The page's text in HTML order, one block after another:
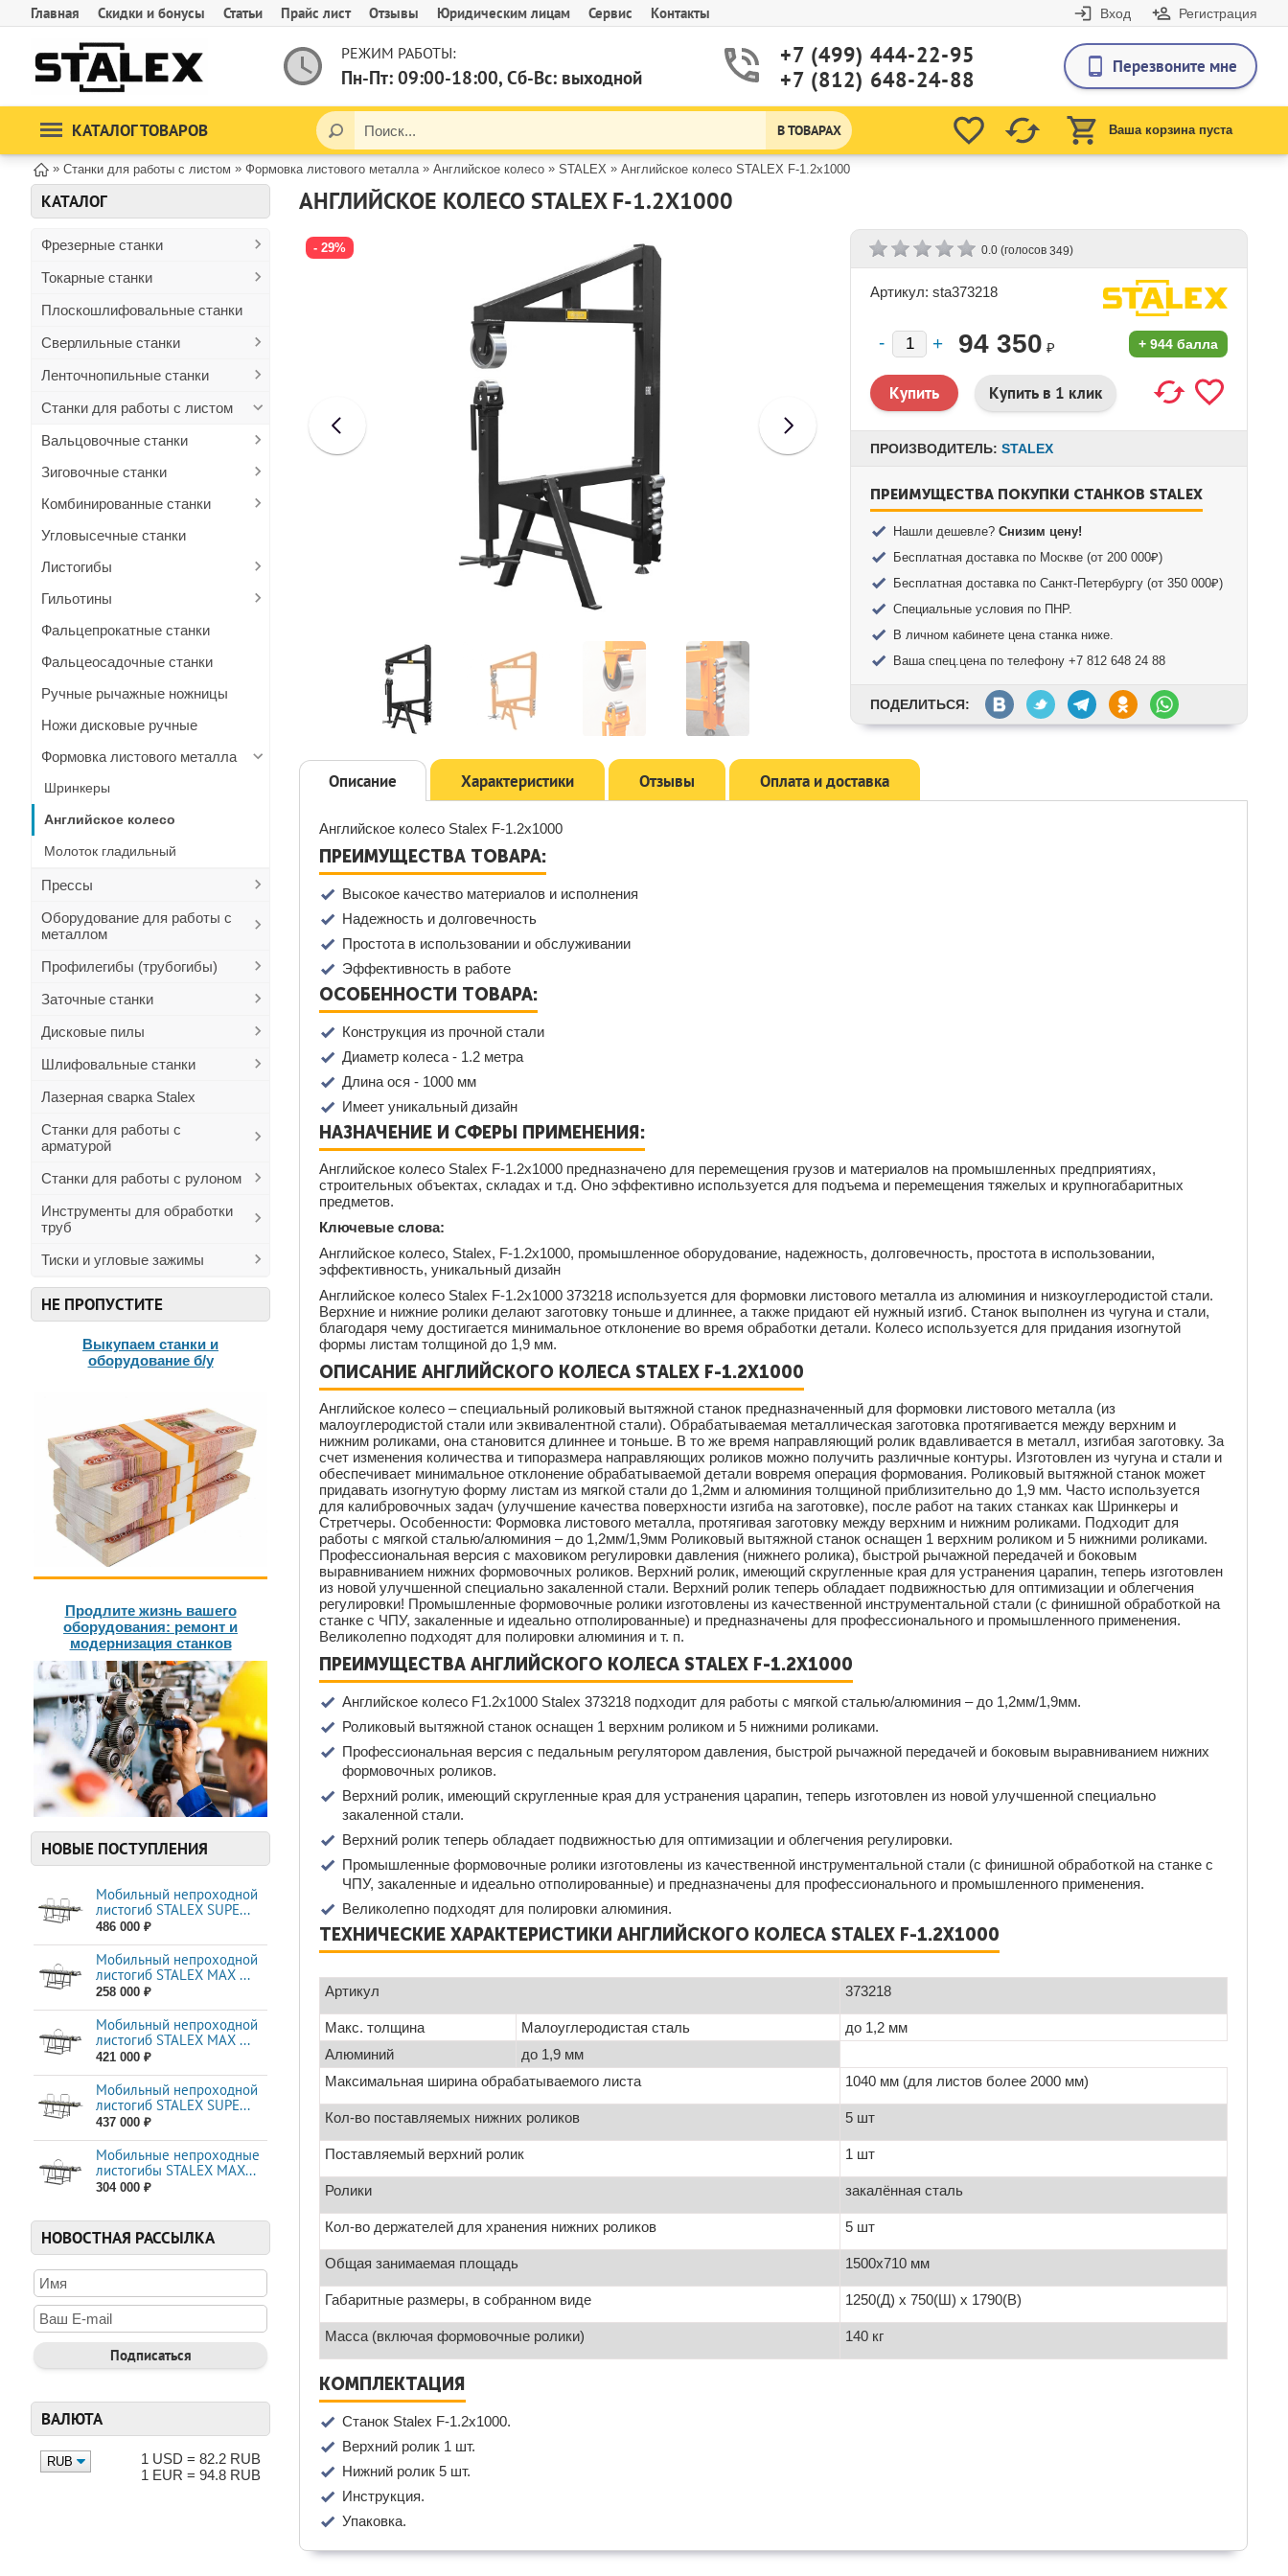
Главная Скидки и бонусы Статьи Прайс лист Отзывы Юридическим лицам Сервис Контакты Вход Регистрация
РЕЖИМ РАБОТЫ:
Пн-Пт: 09:00-18:00, Сб-Вс: выходной
+7 (499) 444-22-95
+7 (812) 648-24-88
Перезвоните мне
КАТАЛОГ ТОВАРОВ Ваша корзина пуста
В ТОВАРАХ
» Станки для работы с листом » Формовка листового металла » Английское колесо » STALEX » Английское колесо STALEX F-1.2х1000
КАТАЛОГ
Фрезерные станки
Токарные станки
Плоскошлифовальные станки
Сверлильные станки
Ленточнопильные станки
Станки для работы с листом
Вальцовочные станки
Зиговочные станки
Комбинированные станки
Угловысечные станки
Листогибы
Гильотины
Фальцепрокатные станки
Фальцеосадочные станки
Ручные рычажные ножницы
Ножи дисковые ручные
Формовка листового металла
Шринкеры
Английское колесо
Молоток гладильный
Прессы
Оборудование для работы с
металлом
Профилегибы (трубогибы)
Заточные станки
Дисковые пилы
Шлифовальные станки
Лазерная сварка Stalex
Станки для работы с
арматурой
Станки для работы с рулоном
Инструменты для обработки
труб
Тиски и угловые зажимы
НЕ ПРОПУСТИТЕ
Выкупаем станки и
оборудование б/у
Продлите жизнь вашего
оборудования: ремонт и
модернизация станков
НОВЫЕ ПОСТУПЛЕНИЯ
Мобильный непроходной
листогиб STALEX SUPE...
486 000 ₽
Мобильный непроходной
листогиб STALEX MAX ...
258 000 ₽
Мобильный непроходной
листогиб STALEX MAX ...
421 000 ₽
Мобильный непроходной
листогиб STALEX SUPE...
437 000 ₽
Мобильные непроходные
листогибы STALEX МАХ...
304 000 ₽
НОВОСТНАЯ РАССЫЛКА
ВАЛЮТА
1 USD = 82.2 RUB
1 EUR = 94.8 RUB
АНГЛИЙСКОЕ КОЛЕСО STALEX F-1.2Х1000
- 29% 0.0 (голосов 349)
Артикул: sta373218
94 350 ₽ + 944 балла
Купить в 1 клик
ПРОИЗВОДИТЕЛЬ: STALEX
ПРЕИМУЩЕСТВА ПОКУПКИ СТАНКОВ STALEX
Нашли дешевле? Снизим цену!
Бесплатная доставка по Москве (от 200 000₽)
Бесплатная доставка по Санкт-Петербургу (от 350 000₽)
Специальные условия по ПНР.
В личном кабинете цена станка ниже.
Ваша спец.цена по телефону +7 812 648 24 88
ПОДЕЛИТЬСЯ:
Описание Характеристики Отзывы Оплата и доставка
Английское колесо Stalex F-1.2х1000
ПРЕИМУЩЕСТВА ТОВАРА:
Высокое качество материалов и исполнения
Надежность и долговечность
Простота в использовании и обслуживании
Эффективность в работе
ОСОБЕННОСТИ ТОВАРА:
Конструкция из прочной стали
Диаметр колеса - 1.2 метра
Длина ося - 1000 мм
Имеет уникальный дизайн
НАЗНАЧЕНИЕ И СФЕРЫ ПРИМЕНЕНИЯ:
Английское колесо Stalex F-1.2х1000 предназначено для перемещения грузов и материалов на промышленных предприятиях,
строительных объектах, складах и т.д. Оно эффективно используется для подъема и перемещения тяжелых и крупногабаритных
предметов.
Ключевые слова:
Английское колесо, Stalex, F-1.2х1000, промышленное оборудование, надежность, долговечность, простота в использовании,
эффективность, уникальный дизайн
Английское колесо Stalex F-1.2х1000 373218 используется для формовки листового металла из алюминия и низкоуглеродистой стали.
Верхние и нижние ролики делают заготовку тоньше и длиннее, а также придают ей нужный изгиб. Станок выполнен из чугуна и стали,
благодаря чему достигается минимальное отклонение во время обработки детали. Колесо используется для придания изогнутой
формы листам толщиной до 1,9 мм.
ОПИСАНИЕ АНГЛИЙСКОГО КОЛЕСА STALEX F-1.2Х1000
Английское колесо – специальный роликовый вытяжной станок предназначенный для формовки листового металла (из
малоуглеродистой стали или эквивалентной стали). Обрабатываемая металлическая заготовка протягивается между верхним и
нижним роликами, она становится длиннее и тоньше. В то же время направляющий ролик вдавливается в металл, изгибая заготовку. За
счет изменения количества и типоразмера направляющих роликов можно получить различные контуры. Изготовлен из чугуна и стали и
обеспечивает минимальное отклонение обрабатываемой детали вовремя операция формования. Роликовый вытяжной станок может
придавать изогнутую форму листам из мягкой стали до 1,2мм и алюминия толщиной приблизительно до 1,9 мм. Часто используется
для калибровочных задач (улучшение качества поверхности изгиба на заготовке), после работ на таких станках как Шринкеры и
Стретчеры. Особенности: Формовка листового металла, протягивая заготовку между верхним и нижним роликами. Подходит для
работы с мягкой сталью/алюминия – до 1,2мм/1,9мм Роликовый вытяжной станок оснащен 1 верхним роликом и 5 нижними роликами.
Профессиональная версия с маховиком регулировки давления (нижнего ролика), быстрой рычажной передачей и боковым
выравниванием нижних формовочных роликов. Верхний ролик, имеющий скругленные края для устранения царапин, теперь изготовлен
из новой улучшенной специально закаленной стали. Верхний ролик теперь обладает подвижностью для оптимизации и облегчения
регулировки! Промышленные формовочные ролики изготовлены из качественной инструментальной стали (с финишной обработкой на
станке с ЧПУ, закаленные и идеально отполированные) и предназначены для профессионального и промышленного применения.
Великолепно подходят для полировки алюминия и т. п.
ПРЕИМУЩЕСТВА АНГЛИЙСКОГО КОЛЕСА STALEX F-1.2Х1000
Английское колесо F1.2x1000 Stalex 373218 подходит для работы с мягкой сталью/алюминия – до 1,2мм/1,9мм.
Роликовый вытяжной станок оснащен 1 верхним роликом и 5 нижними роликами.
Профессиональная версия с педальным регулятором давления, быстрой рычажной передачей и боковым выравниванием нижних
формовочных роликов.
Верхний ролик, имеющий скругленные края для устранения царапин, теперь изготовлен из новой улучшенной специально
закаленной стали.
Верхний ролик теперь обладает подвижностью для оптимизации и облегчения регулировки.
Промышленные формовочные ролики изготовлены из качественной инструментальной стали (с финишной обработкой на станке с
ЧПУ, закаленные и идеально отполированные) и предназначены для профессионального и промышленного применения.
Великолепно подходят для полировки алюминия.
ТЕХНИЧЕСКИЕ ХАРАКТЕРИСТИКИ АНГЛИЙСКОГО КОЛЕСА STALEX F-1.2Х1000
Артикул 373218
Макс. толщина Малоуглеродистая сталь
до 1,2 мм
Алюминий
до 1,9 мм
Максимальная ширина обрабатываемого листа
1040 мм (для листов более 2000 мм)
Кол-во поставляемых нижних роликов 5 шт
Поставляемый верхний ролик 1 шт
Ролики закалённая сталь
Кол-во держателей для хранения нижних роликов 5 шт
Общая занимаемая площадь 1500х710 мм
Габаритные размеры, в собранном виде 1250(Д) х 750(Ш) х 1790(В)
Масса (включая формовочные ролики) 140 кг
КОМПЛЕКТАЦИЯ
Станок Stalex F-1.2х1000.
Верхний ролик 1 шт.
Нижний ролик 5 шт.
Инструкция.
Упаковка.